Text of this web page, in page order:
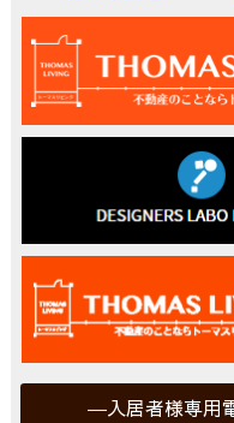
入居者様専用